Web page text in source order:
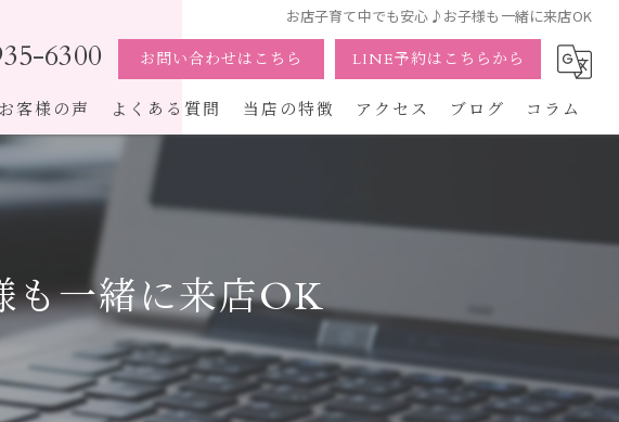
お店子育て中でも安心♪お子様も一緒に来店OK
6300 お問い合わせはこちら LINE予約はこちらから
お客様の声 よくある質問 当店の特徴
個室
体験
アクセス ブログ コラム
も一緒に来店OK